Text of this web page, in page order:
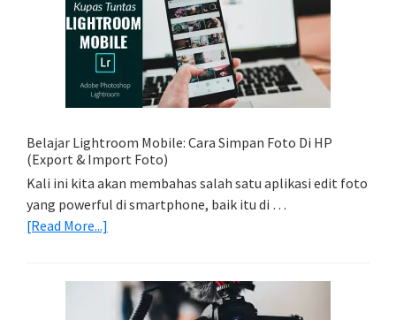
Memadukan
Foto
Light
Trail
Dengan
Belajar Lightroom Mobile: Cara Simpan Foto Di HP
(Export & Import Foto)
Kali ini kita akan membahas salah satu aplikasi edit foto
yang powerful di smartphone, baik itu di …
[Read More...]
Mobile:
Cara